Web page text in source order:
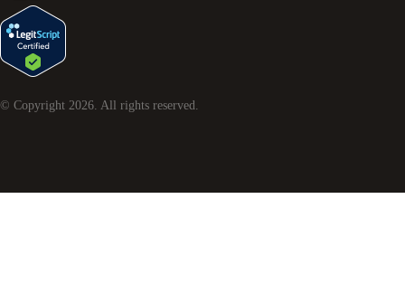
© Copyright 2026. All rights reserved.